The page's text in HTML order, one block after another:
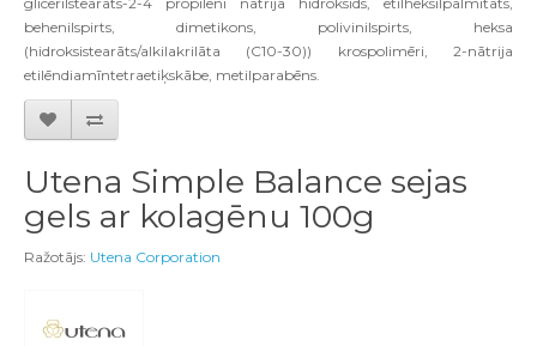
behenilspirts, dimetikons, polivinilspirts, heksa
(hidroksistearāts/alkilakrilāta (C10-30)) krospolimēri, 2-nātrija
etilēndiamīntetraetiķskābe, metilparabēns.
Utena Simple Balance sejas
gels ar kolagēnu 100g
Ražotājs: Utena Corporation